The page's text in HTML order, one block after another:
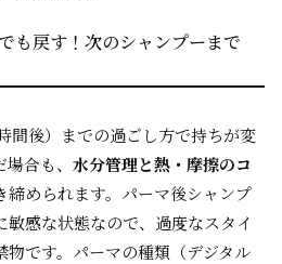
も戻す！次のシャンプーまで
間後）までの過ごし方で持ちが変
合も、 水分管理と熱・摩擦のコ
締められます。パーマ後シャンプ
感な状態なので、過度なスタイ
物です。パーマの種類（デジタル